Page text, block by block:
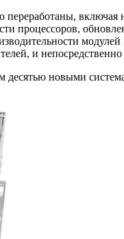
процессоров,
и
новыми